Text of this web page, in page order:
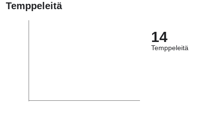
Temppeleitä
14
Temppeleitä